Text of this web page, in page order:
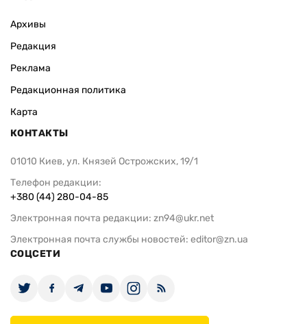
Архивы
Редакция
Реклама
Редакционная политика
Карта
КОНТАКТЫ
01010 Киев, ул. Князей Острожских, 19/1
Телефон редакции:
+380 (44) 280-04-85
Электронная почта редакции: zn94@ukr.net
Электронная почта службы новостей: editor@zn.ua
СОЦСЕТИ